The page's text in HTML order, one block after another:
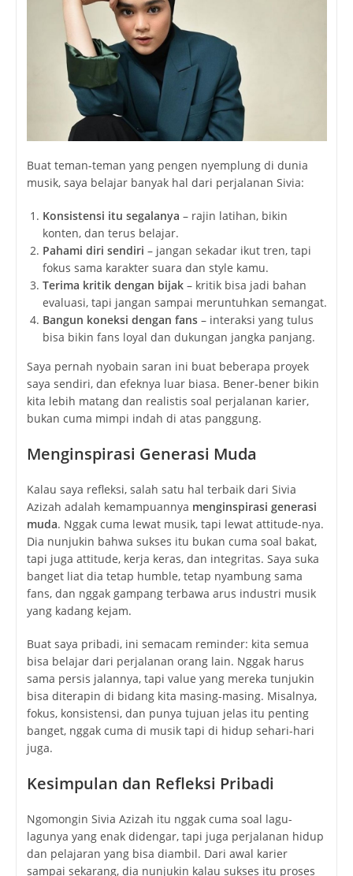
Buat teman-teman yang pengen nyemplung di dunia
musik, saya belajar banyak hal dari perjalanan Sivia:
Konsistensi itu segalanya – rajin latihan, bikin
konten, dan terus belajar.
Pahami diri sendiri – jangan sekadar ikut tren, tapi
fokus sama karakter suara dan style kamu.
Terima kritik dengan bijak– kritik bisa jadi bahan
evaluasi, tapi jangan sampai meruntuhkan semangat.
Bangun koneksi dengan fans– interaksi yang tulus
bisa bikin fans loyal dan dukungan jangka panjang.
Saya pernah nyobain saran ini buat beberapa proyek
saya sendiri, dan efeknya luar biasa. Bener-bener bikin
kita lebih matang dan realistis soal perjalanan karier,
bukan cuma mimpi indah di atas panggung.
Menginspirasi Generasi Muda
Kalau saya refleksi, salah satu hal terbaik dari Sivia
Azizah adalah kemampuannya menginspirasi generasi
muda. Nggak cuma lewat musik, tapi lewat attitude-nya.
Dia nunjukin bahwa sukses itu bukan cuma soal bakat,
tapi juga attitude, kerja keras, dan integritas. Saya suka
banget liat dia tetap humble, tetap nyambung sama
fans, dan nggak gampang terbawa arus industri musik
yang kadang kejam.
Buat saya pribadi, ini semacam reminder: kita semua
bisa belajar dari perjalanan orang lain. Nggak harus
sama persis jalannya, tapi value yang mereka tunjukin
bisa diterapin di bidang kita masing-masing. Misalnya,
fokus, konsistensi, dan punya tujuan jelas itu penting
banget, nggak cuma di musik tapi di hidup sehari-hari
juga.
Kesimpulan dan Refleksi Pribadi
Ngomongin Sivia Azizah itu nggak cuma soal lagu-
lagunya yang enak didengar, tapi juga perjalanan hidup
dan pelajaran yang bisa diambil. Dari awal karier
sampai sekarang, dia nunjukin kalau sukses itu proses